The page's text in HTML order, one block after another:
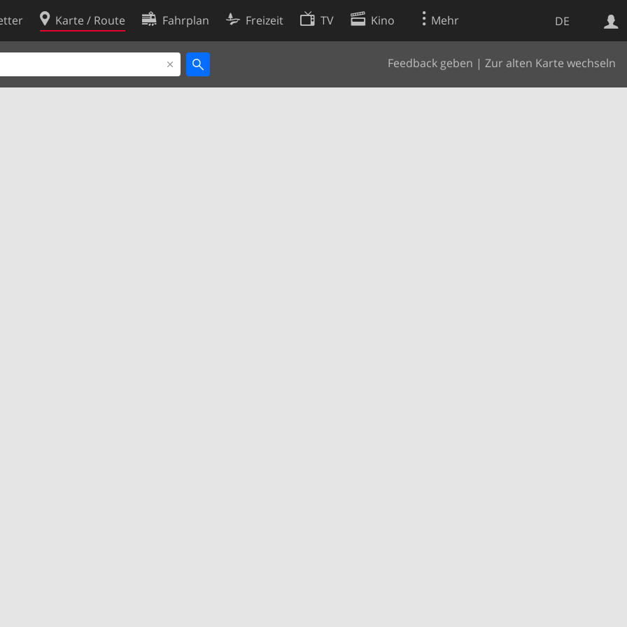
DE
Karte / Route Fahrplan Freizeit TV Kino Mehr
Feedback geben | Zur alten Karte wechseln
Websuche
Cookie-Richtlinie
Cookie-Einstellungen